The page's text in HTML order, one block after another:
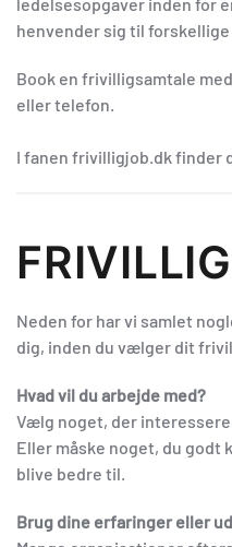
henvender sig til
Book en frivilligsamtale
eller telefon.
I fanen frivilligjob.dk finder
Neden for har vi samlet
dig, inden du vælger dit
Hvad vil du arbejde med?
Vælg noget, der
Eller måske noget, du
blive bedre til.
Brug dine erfaringer eller